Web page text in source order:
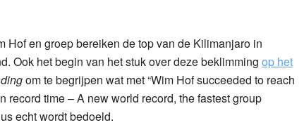
Hof en groep bereiken de top van de Kilimanjaro in
Ook het begin van het stuk over deze beklimming op het
om te begrijpen wat met “Wim Hof succeeded to reach
record time – A new world record, the fastest group
echt wordt bedoeld.